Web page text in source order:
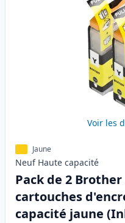
Voir les
Jaune
Neuf Haute capacité
Pack de 2 Brother
cartouches
capacité jaune